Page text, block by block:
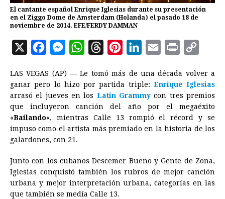
El cantante español Enrique Iglesias durante su presentación
en el Ziggo Dome de Amsterdam (Holanda) el pasado 18 de
noviembre de 2014. EFE/FERDY DAMMAN
X
c
e
b
o
o
M
s
s
e
n
g
r
W
a
t
s
A
r
e
d
n
t
r
n
k
d
a
i
i
n
t
p
y
L
i
LAS VEGAS (AP) — Le tomó más de una década volver a
ganar pero lo hizo por partida triple: Enrique Iglesias
arrasó el jueves en los Latin Grammycon tres premios
que incluyeron canción del año por el megaéxito
«Bailando«, mientras Calle 13 rompió el récord y se
impuso como el artista más premiado en la historia de los
galardones, con 21.
Junto con los cubanos Descemer Bueno y Gente de Zona,
Iglesias conquistó también los rubros de mejor canción
urbana y mejor interpretación urbana, categorías en las
que también se medía Calle 13.